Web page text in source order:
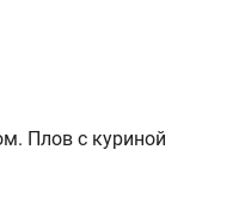
Плов с куриной